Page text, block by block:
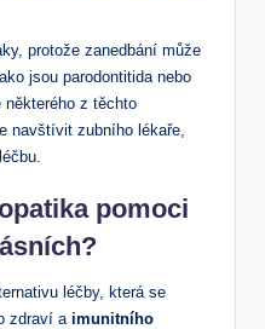
protože zanedbání může
jsou parodontitida nebo
z těchto
navštívit zubního lékaře,
pomoci
léčby, která se
zdraví a imunitního